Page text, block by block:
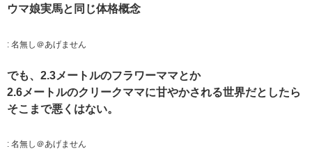
ウマ娘実馬と同じ体格概念
: 名無し＠あげません
でも、2.3メートルのフラワーママとか
2.6メートルのクリークママに甘やかされる世界だとしたら
そこまで悪くはない。
: 名無し＠あげません